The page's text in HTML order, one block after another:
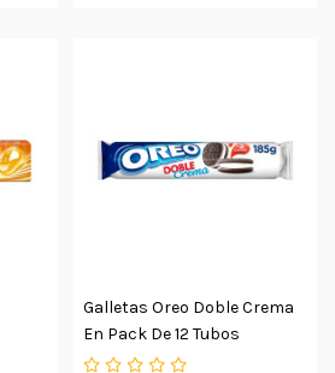
Galletas Oreo Doble Crema
En Pack De 12 Tubos